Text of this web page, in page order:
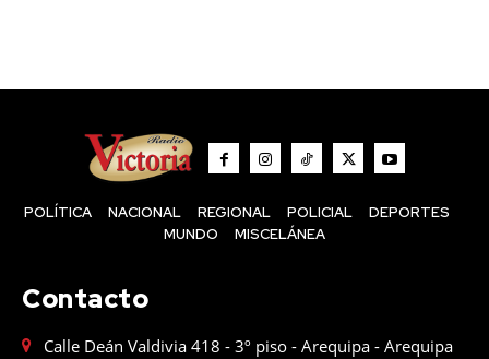
POLÍTICA NACIONAL REGIONAL POLICIAL
DEPORTES
MUNDO
MISCELÁNEA
Contacto
Calle Deán Valdivia 418 - 3º piso - Arequipa - Arequipa